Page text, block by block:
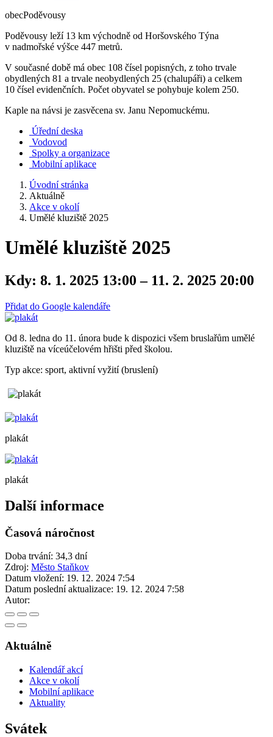
obecPoděvousy
Poděvousy leží 13 km východně od Horšovského Týna
v nadmořské výšce 447 metrů.
V současné době má obec 108 čísel popisných, z toho trvale
obydlených 81 a trvale neobydlených 25 (chalupáři) a celkem
10 čísel evidenčních. Počet obyvatel se pohybuje kolem 250.
Kaple na návsi je zasvěcena sv. Janu Nepomuckému.
Úřední deska
Vodovod
Spolky a organizace
Mobilní aplikace
Úvodní stránka
Aktuálně
Akce v okolí
Umělé kluziště 2025
Umělé kluziště 2025
Kdy: 8. 1. 2025 13:00 – 11. 2. 2025 20:00
Přidat do Google kalendáře
Od 8. ledna do 11. února bude k dispozici všem bruslařům umělé
kluziště na víceúčelovém hřišti před školou.
Typ akce: sport, aktivní vyžití (bruslení)
plakát
plakát
Další informace
Časová náročnost
Doba trvání: 34,3 dní
Zdroj: Město Staňkov
Datum vložení: 19. 12. 2024 7:54
Datum poslední aktualizace: 19. 12. 2024 7:58
Autor:
Aktuálně
Kalendář akcí
Akce v okolí
Mobilní aplikace
Aktuality
Svátek